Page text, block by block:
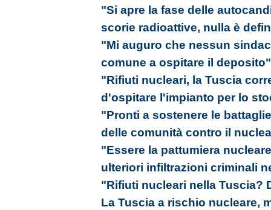
"Si apre la fase delle
scorie radioattive, nulla è
"Mi auguro che nessun
comune a ospitare il deposito"
"Rifiuti nucleari, la Tuscia
d'ospitare l'impianto per lo
"Pronti a sostenere le
delle comunità contro il
"Essere la pattumiera
ulteriori infiltrazioni criminali
"Rifiuti nucleari nella Tuscia?
La Tuscia a rischio nucleare,